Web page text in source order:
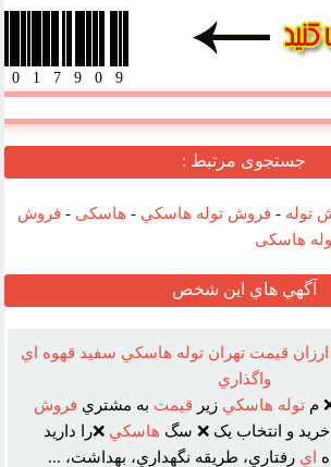
جستجوی مرتبط :
توله - فروش توله هاسکي - هاسکی - فروش
هاسکی
آگهي هاي اين شخص
قيمت تهران توله هاسکي سفيد قهوه اي
واگذاري
متوله هاسکي زير قيمت به مشتري فروش
و انتخاب يک ❌ سگ هاسکي ❌را داريد
اي رفتاري، طريقه نگهداري، بهداشت، ...